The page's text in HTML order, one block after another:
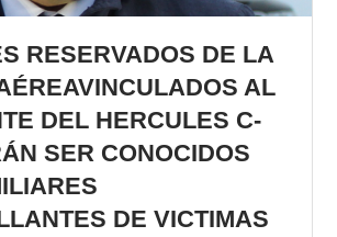
RESERVADOS DE LA
AL
DEL HERCULES C-
SER CONOCIDOS
DE VICTIMAS